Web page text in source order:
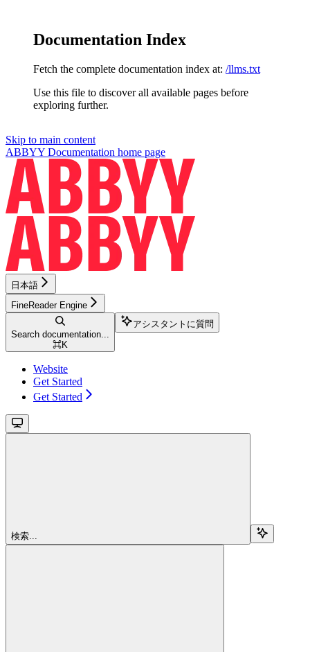
Documentation Index
Fetch the complete documentation index at: /llms.txt
Use this file to discover all available pages before
exploring further.
Skip to main content
ABBYY Documentation home page
日本語
FineReader Engine
Search documentation...
⌘K
アシスタントに質問
Website
Get Started
Get Started
検索...